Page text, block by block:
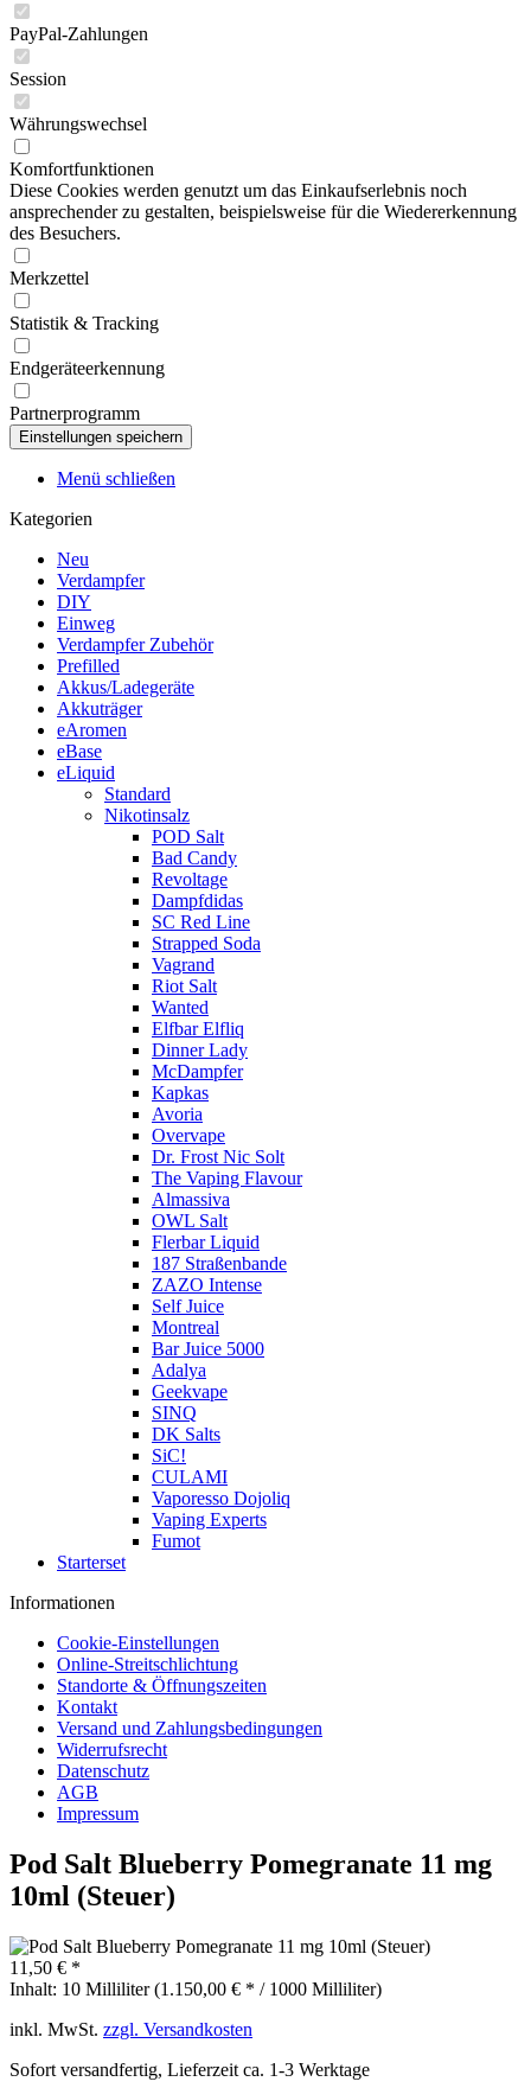
PayPal-Zahlungen
Session
Währungswechsel
Komfortfunktionen
Diese Cookies werden genutzt um das Einkaufserlebnis noch
ansprechender zu gestalten, beispielsweise für die Wiedererkennung
des Besuchers.
Merkzettel
Statistik & Tracking
Endgeräteerkennung
Partnerprogramm
Menü schließen
Kategorien
Neu
Verdampfer
DIY
Einweg
Verdampfer Zubehör
Prefilled
Akkus/Ladegeräte
Akkuträger
eAromen
eBase
eLiquid
Standard
Nikotinsalz
POD Salt
Bad Candy
Revoltage
Dampfdidas
SC Red Line
Strapped Soda
Vagrand
Riot Salt
Wanted
Elfbar Elfliq
Dinner Lady
McDampfer
Kapkas
Avoria
Overvape
Dr. Frost Nic Solt
The Vaping Flavour
Almassiva
OWL Salt
Flerbar Liquid
187 Straßenbande
ZAZO Intense
Self Juice
Montreal
Bar Juice 5000
Adalya
Geekvape
SINQ
DK Salts
SiC!
CULAMI
Vaporesso Dojoliq
Vaping Experts
Fumot
Starterset
Informationen
Cookie-Einstellungen
Online-Streitschlichtung
Standorte & Öffnungszeiten
Kontakt
Versand und Zahlungsbedingungen
Widerrufsrecht
Datenschutz
AGB
Impressum
Pod Salt Blueberry Pomegranate 11 mg
10ml (Steuer)
11,50 € *
Inhalt: 10 Milliliter (1.150,00 € * / 1000 Milliliter)
inkl. MwSt. zzgl. Versandkosten
Sofort versandfertig, Lieferzeit ca. 1-3 Werktage